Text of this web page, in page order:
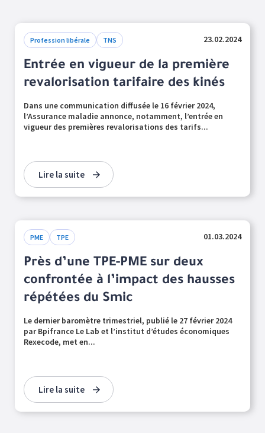
Profession libérale TNS 23.02.2024
Entrée en vigueur de la première
revalorisation tarifaire des kinés
Dans une communication diffusée le 16 février 2024,
l’Assurance maladie annonce, notamment, l’entrée en
vigueur des premières revalorisations des tarifs...
Lire la suite
PME TPE 01.03.2024
Près d’une TPE-PME sur deux
confrontée à l’impact des hausses
répétées du Smic
Le dernier baromètre trimestriel, publié le 27 février 2024
par Bpifrance Le Lab et l’institut d’études économiques
Rexecode, met en...
Lire la suite